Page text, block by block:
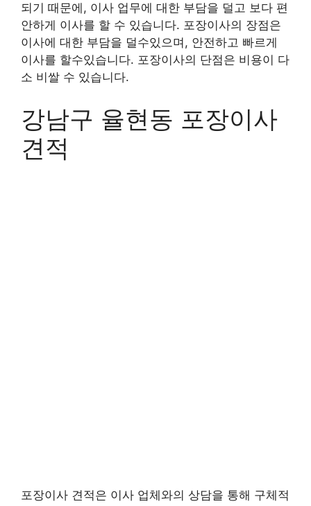
되기 때문에, 이사 업무에 대한 부담을 덜고 보다 편
안하게 이사를 할 수 있습니다. 포장이사의 장점은
이사에 대한 부담을 덜수있으며, 안전하고 빠르게
이사를 할수있습니다. 포장이사의 단점은 비용이 다
소 비쌀 수 있습니다.
강남구 율현동 포장이사
견적
포장이사 견적은 이사 업체와의 상담을 통해 구체적